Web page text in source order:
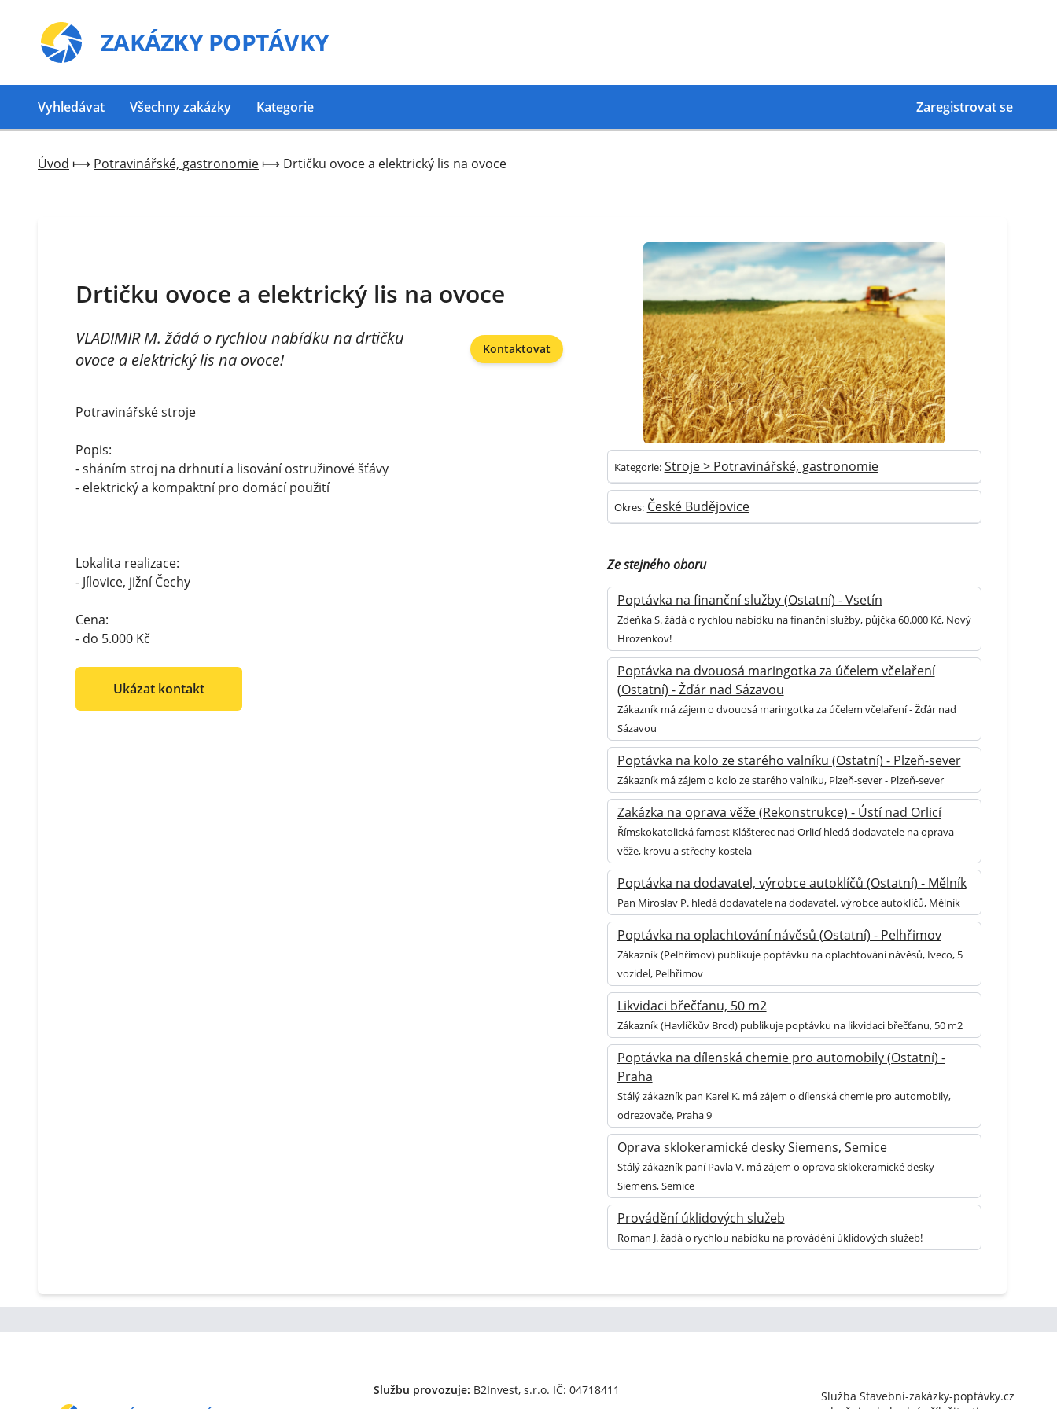
ZAKÁZKY POPTÁVKY
Vyhledávat Všechny zakázky Kategorie Zaregistrovat se
Úvod ⟼ Potravinářské, gastronomie ⟼ Drtičku ovoce a elektrický lis na ovoce
Drtičku ovoce a elektrický lis na ovoce
VLADIMIR M. žádá o rychlou nabídku na drtičku
ovoce a elektrický lis na ovoce!
Kontaktovat
Potravinářské stroje
Popis:
- sháním stroj na drhnutí a lisování ostružinové šťávy
- elektrický a kompaktní pro domácí použití
Lokalita realizace:
- Jílovice, jižní Čechy
Cena:
- do 5.000 Kč
Ukázat kontakt
Kategorie: Stroje > Potravinářské, gastronomie
Okres: České Budějovice
Ze stejného oboru
Poptávka na finanční služby (Ostatní) - Vsetín
Zdeňka S. žádá o rychlou nabídku na finanční služby, půjčka 60.000 Kč, Nový
Hrozenkov!
Poptávka na dvouosá maringotka za účelem včelaření
(Ostatní) - Žďár nad Sázavou
Zákazník má zájem o dvouosá maringotka za účelem včelaření - Žďár nad
Sázavou
Poptávka na kolo ze starého valníku (Ostatní) - Plzeň-sever
Zákazník má zájem o kolo ze starého valníku, Plzeň-sever - Plzeň-sever
Zakázka na oprava věže (Rekonstrukce) - Ústí nad Orlicí
Římskokatolická farnost Klášterec nad Orlicí hledá dodavatele na oprava
věže, krovu a střechy kostela
Poptávka na dodavatel, výrobce autoklíčů (Ostatní) - Mělník
Pan Miroslav P. hledá dodavatele na dodavatel, výrobce autoklíčů, Mělník
Poptávka na oplachtování návěsů (Ostatní) - Pelhřimov
Zákazník (Pelhřimov) publikuje poptávku na oplachtování návěsů, Iveco, 5
vozidel, Pelhřimov
Likvidaci břečťanu, 50 m2
Zákazník (Havlíčkův Brod) publikuje poptávku na likvidaci břečťanu, 50 m2
Poptávka na dílenská chemie pro automobily (Ostatní) -
Praha
Stálý zákazník pan Karel K. má zájem o dílenská chemie pro automobily,
odrezovače, Praha 9
Oprava sklokeramické desky Siemens, Semice
Stálý zákazník paní Pavla V. má zájem o oprava sklokeramické desky
Siemens, Semice
Provádění úklidových služeb
Roman J. žádá o rychlou nabídku na provádění úklidových služeb!
Službu provozuje: B2Invest, s.r.o. IČ: 04718411
Služba Stavební-zakázky-poptávky.cz